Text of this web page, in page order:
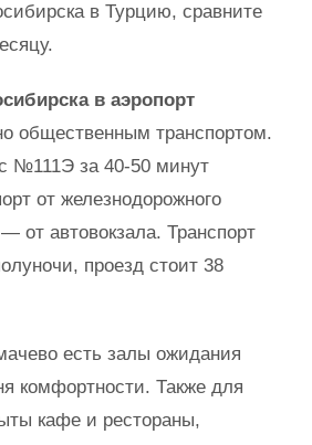
в Турцию, сравните
в аэропорт
общественным транспортом.
№111Э за 40-50 минут
от железнодорожного
от автовокзала. Транспорт
проезд стоит 38
есть залы ожидания
комфортности. Также для
кафе и рестораны,